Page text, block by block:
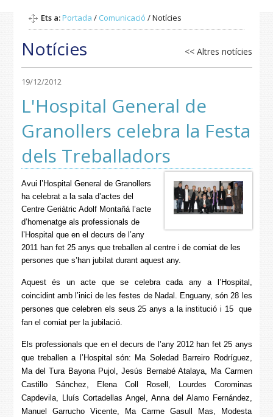
Ets a:Portada / Comunicació /Notícies
Notícies << Altres notícies
19/12/2012
L'Hospital General de
Granollers celebra la Festa
dels Treballadors
Avui l’Hospital General de Granollers
ha celebrat a la sala d’actes del
Centre Geriàtric Adolf Montañá l’acte
d’homenatge als professionals de
l’Hospital que en el decurs de l’any
2011 han fet 25 anys que treballen al centre i de comiat de les
persones que s’han jubilat durant aquest any.
Aquest és un acte que se celebra cada any a l’Hospital,
coincidint amb l’inici de les festes de Nadal. Enguany, són 28 les
persones que celebren els seus 25 anys a la institució i 15 que
fan el comiat per la jubilació.
Els professionals que en el decurs de l’any 2012 han fet 25 anys
que treballen a l’Hospital són: Ma Soledad Barreiro Rodríguez,
Ma del Tura Bayona Pujol, Jesús Bernabé Atalaya, Ma Carmen
Castillo Sánchez, Elena Coll Rosell, Lourdes Corominas
Capdevila, Lluís Cortadellas Angel, Anna del Alamo Fernández,
Manuel Garrucho Vicente, Ma Carme Gasull Mas, Modesta